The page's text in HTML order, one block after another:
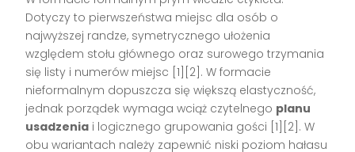
Dotyczy to pierwszeństwa miejsc dla osób o
najwyższej randze, symetrycznego ułożenia
względem stołu głównego oraz surowego trzymania
się listy i numerów miejsc [1][2]. W formacie
nieformalnym dopuszcza się większą elastyczność,
jednak porządek wymaga wciąż czytelnego planu
usadzenia i logicznego grupowania gości [1][2]. W
obu wariantach należy zapewnić niski poziom hałasu